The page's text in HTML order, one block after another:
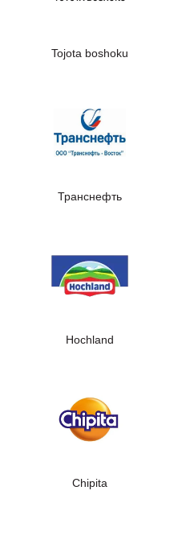
Tojota boshoku
Транснефть
Hochland
Chipita